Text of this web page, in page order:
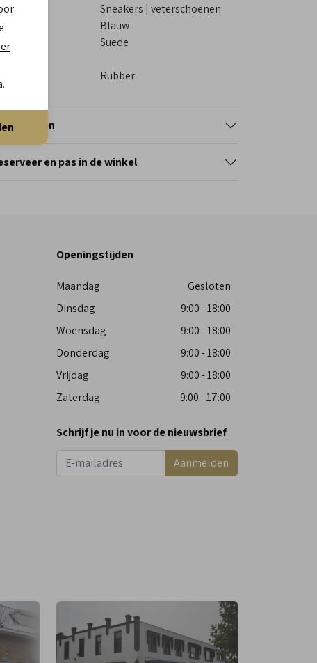
Sneakers | veterschoenen
Blauw
Suede
Rubber
en pas in de winkel
Openingstijden
Maandag
Gesloten
Dinsdag
9:00 - 18:00
Woensdag
9:00 - 18:00
Donderdag
9:00 - 18:00
Vrijdag
9:00 - 18:00
Zaterdag
9:00 - 17:00
Schrijf je nu in voor de nieuwsbrief
Aanmelden